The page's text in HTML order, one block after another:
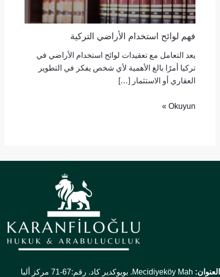
فهم لوائح استخدام الأراضي التركية
يعد التعامل مع تعقيدات لوائح استخدام الأراضي في
تركيا أمرًا بالغ الأهمية لأي شخص يفكر في التطوير
العقاري أو الاستثمار […]
Okuyun »
العنوان:
Mecidiyeköy Mah. بويوكدير كاد. رقم:67-71 مركز ألبا